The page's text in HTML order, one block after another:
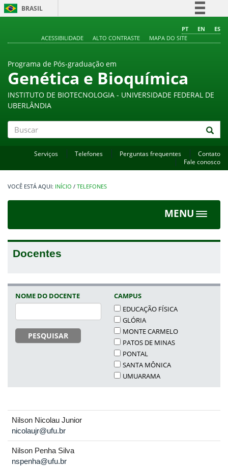
BRASIL
Comunica BR
Acesso à informação
Legislação
PT EN
ES
ACESSIBILIDADE
ALTO CONTRASTE MAPA DO SITE
Programa de Pós-graduação em
Genética e Bioquímica
INSTITUTO DE BIOTECNOLOGIA - UNIVERSIDADE FEDERAL DE
UBERLÂNDIA
Serviços Telefones Perguntas frequentes
Contato
Fale conosco
INÍCIO / TELEFONES
MENU
Toggle
Docentes
NOME DO DOCENTE
PESQUISAR
CAMPUS
EDUCAÇÃO FÍSICA
GLÓRIA
MONTE CARMELO
PATOS DE MINAS
PONTAL
SANTA MÔNICA
UMUARAMA
Nilson Nicolau Junior
nicolaujr@ufu.br
Nilson Penha Silva
nspenha@ufu.br